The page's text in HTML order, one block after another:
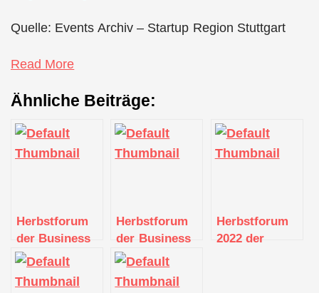
Quelle: Events Archiv – Startup Region Stuttgart
Read More
Ähnliche Beiträge:
Herbstforum
der Business
Angels Region
Herbstforum
der Business
Angels Region
2021
Herbstforum
2022 der